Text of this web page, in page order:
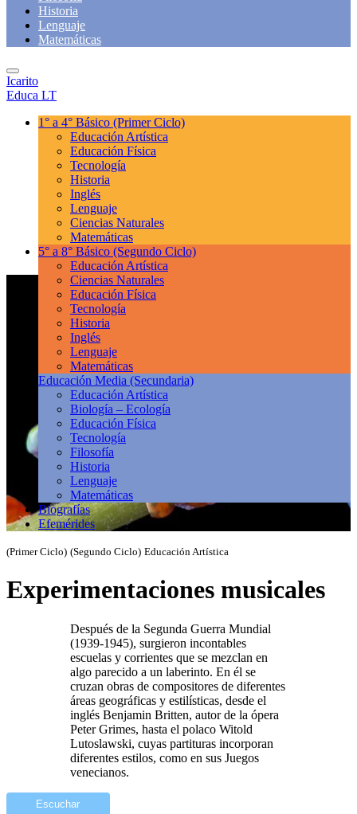
Historia
Lenguaje
Matemáticas
Icarito
Educa LT
1° a 4° Básico (Primer Ciclo)
Educación Artística
Educación Física
Tecnología
Historia
Inglés
Lenguaje
Ciencias Naturales
Matemáticas
5° a 8° Básico (Segundo Ciclo)
Educación Artística
Ciencias Naturales
Educación Física
Tecnología
Historia
Inglés
Lenguaje
Matemáticas
Educación Media (Secundaria)
Educación Artística
Biología – Ecología
Educación Física
Tecnología
Filosofía
Historia
Lenguaje
Matemáticas
Biografías
Efemérides
(Primer Ciclo) (Segundo Ciclo) Educación Artística
Experimentaciones musicales
Después de la Segunda Guerra Mundial
(1939-1945), surgieron incontables
escuelas y corrientes que se mezclan en
algo parecido a un laberinto. En él se
cruzan obras de compositores de diferentes
áreas geográficas y estilísticas, desde el
inglés Benjamin Britten, autor de la ópera
Peter Grimes, hasta el polaco Witold
Lutoslawski, cuyas partituras incorporan
diferentes estilos, como en sus Juegos
venecianos.
Escuchar